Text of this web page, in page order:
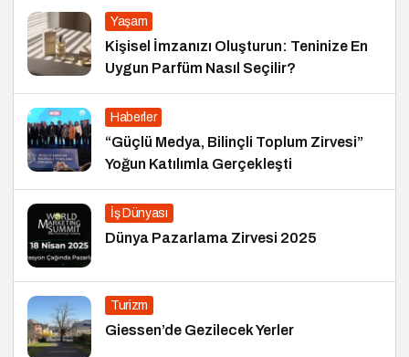
Yaşam
Kişisel İmzanızı Oluşturun: Teninize En
Uygun Parfüm Nasıl Seçilir?
Haberler
“Güçlü Medya, Bilinçli Toplum Zirvesi”
Yoğun Katılımla Gerçekleşti
İş Dünyası
Dünya Pazarlama Zirvesi 2025
Turizm
Giessen’de Gezilecek Yerler